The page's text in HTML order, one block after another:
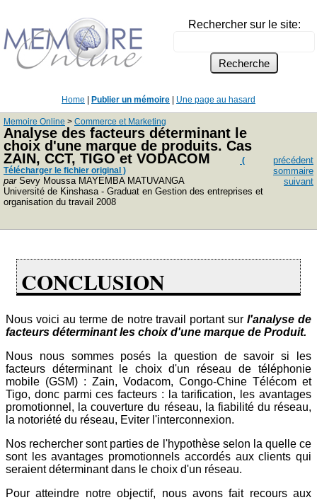
Rechercher sur le site:
Home Publier un mémoire Une page au hasard
Memoire Online > Commerce et Marketing
Analyse des facteurs déterminant le
choix d'une marque de produits. Cas
ZAIN, CCT, TIGO et VODACOM
(
Télécharger le fichier original )
parSevy Moussa MAYEMBA MATUVANGA
Université de Kinshasa - Graduat en Gestion des entreprises et
organisation du travail 2008
précédent
sommaire
suivant
CONCLUSION
Nous voici au terme de notre travail portant surl'analyse de
facteurs déterminant les choix d'une marque de Produit.
Nous nous sommes posés la question de savoir si les
facteurs déterminant le choix d'un réseau de téléphonie
mobile (GSM) : Zain, Vodacom, Congo-Chine Télécom et
Tigo, donc parmi ces facteurs : la tarification, les avantages
promotionnel, la couverture du réseau, la fiabilité du réseau,
la notoriété du réseau, Eviter l'interconnexion.
Nos rechercher sont parties de l'hypothèse selon la quelle ce
sont les avantages promotionnels accordés aux clients qui
seraient déterminant dans le choix d'un réseau.
Pour atteindre notre objectif, nous avons fait recours aux